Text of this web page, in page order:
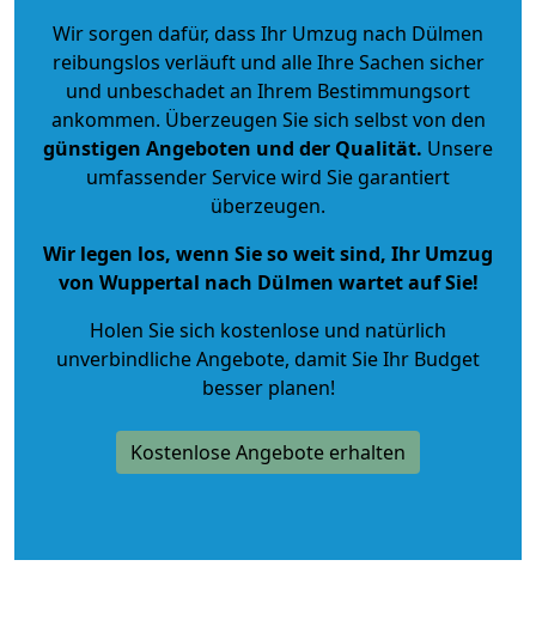
Wir sorgen dafür, dass Ihr Umzug nach Dülmen
reibungslos verläuft und alle Ihre Sachen sicher
und unbeschadet an Ihrem Bestimmungsort
ankommen. Überzeugen Sie sich selbst von den
günstigen Angeboten und der Qualität. Unsere
umfassender Service wird Sie garantiert
überzeugen.
Wir legen los, wenn Sie so weit sind, Ihr Umzug
von Wuppertal nach Dülmen wartet auf Sie!
Holen Sie sich kostenlose und natürlich
unverbindliche Angebote, damit Sie Ihr Budget
besser planen!
Kostenlose Angebote erhalten